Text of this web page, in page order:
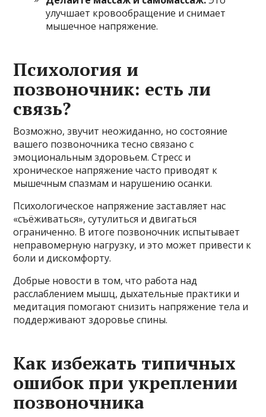
улучшает кровообращение и снимает
мышечное напряжение.
Психология и
позвоночник: есть ли
связь?
Возможно, звучит неожиданно, но состояние
вашего позвоночника тесно связано с
эмоциональным здоровьем. Стресс и
хроническое напряжение часто приводят к
мышечным спазмам и нарушению осанки.
Психологическое напряжение заставляет нас
«съёживаться», сутулиться и двигаться
ограниченно. В итоге позвоночник испытывает
неправомерную нагрузку, и это может привести к
боли и дискомфорту.
Добрые новости в том, что работа над
расслаблением мышц, дыхательные практики и
медитация помогают снизить напряжение тела и
поддерживают здоровье спины.
Как избежать типичных
ошибок при укреплении
позвоночника